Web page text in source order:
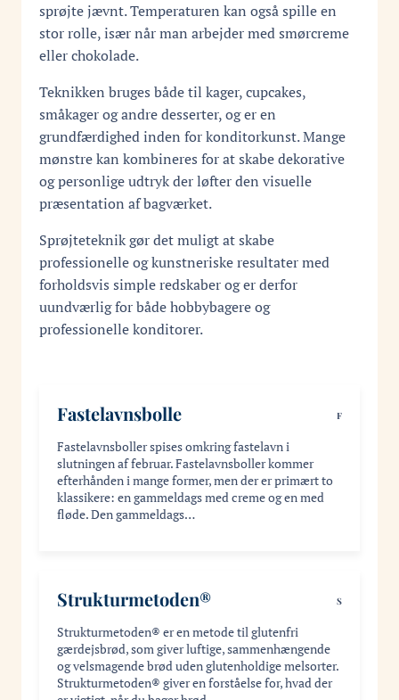
sprøjte jævnt. Temperaturen kan også spille en
stor rolle, især når man arbejder med smørcreme
eller chokolade.
Teknikken bruges både til kager, cupcakes,
småkager og andre desserter, og er en
grundfærdighed inden for konditorkunst. Mange
mønstre kan kombineres for at skabe dekorative
og personlige udtryk der løfter den visuelle
præsentation af bagværket.
Sprøjteteknik gør det muligt at skabe
professionelle og kunstneriske resultater med
forholdsvis simple redskaber og er derfor
uundværlig for både hobbybagere og
professionelle konditorer.
Fastelavnsbolle F
Fastelavnsboller spises omkring fastelavn i
slutningen af februar. Fastelavnsboller kommer
efterhånden i mange former, men der er primært to
klassikere: en gammeldags med creme og en med
fløde. Den gammeldags…
Strukturmetoden® S
Strukturmetoden® er en metode til glutenfri
gærdejsbrød, som giver luftige, sammenhængende
og velsmagende brød uden glutenholdige melsorter.
Strukturmetoden® giver en forståelse for, hvad der